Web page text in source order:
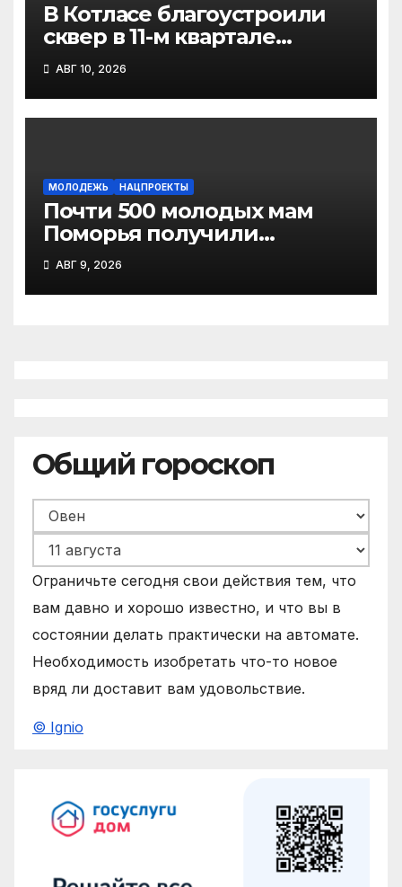
В Котласе благоустроили
сквер в 11-м квартале
Южного района
АВГ 10, 2026
МОЛОДЕЖЬ НАЦПРОЕКТЫ
Почти 500 молодых мам
Поморья получили
господдержку при
рождении первого ребенка
АВГ 9, 2026
Общий гороскоп
Ограничьте сегодня свои действия тем, что
вам давно и хорошо известно, и что вы в
состоянии делать практически на автомате.
Необходимость изобретать что-то новое
вряд ли доставит вам удовольствие.
© Ignio